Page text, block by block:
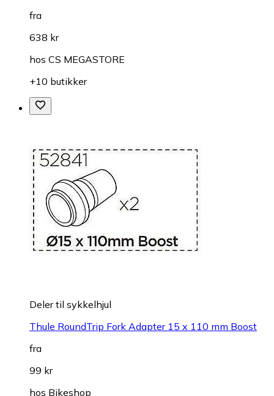
fra
638 kr
hos CS MEGASTORE
+10 butikker
Deler til sykkelhjul
Thule RoundTrip Fork Adapter 15 x 110 mm Boost
fra
99 kr
hos Bikeshop